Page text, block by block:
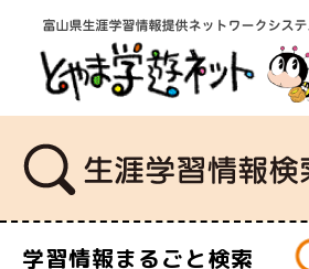
学習情報まるごと検索